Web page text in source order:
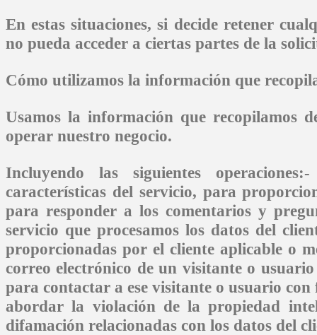
En estas situaciones, si decide retener
no pueda acceder a ciertas partes de la
Cómo utilizamos la información que
Usamos la información que recopilamos
operar nuestro negocio.
Incluyendo las siguientes
características del servicio, para
para responder a los comentarios y
servicio que procesamos los datos del
proporcionadas por el cliente aplicable o
correo electrónico de un visitante o
para contactar a ese visitante o usuario
abordar la violación de la propiedad
difamación relacionadas con los datos del